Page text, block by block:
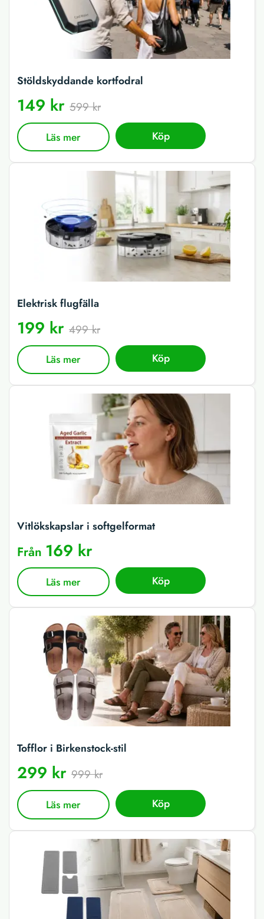
Stöldskyddande kortfodral
149 kr 599 kr
Läs mer Köp
Elektrisk flugfälla
199 kr 499 kr
Läs mer Köp
Vitlökskapslar i softgelformat
Från 169 kr
Läs mer Köp
Tofflor i Birkenstock-stil
299 kr 999 kr
Läs mer Köp